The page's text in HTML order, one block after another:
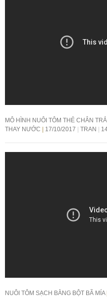
MÔ HÌNH NUÔI TÔM THẺ CHÂN
THAY NƯỚC
17/10/2017 TRAN
NUÔI TÔM SẠCH BẰNG BỘT BÃ MÍA